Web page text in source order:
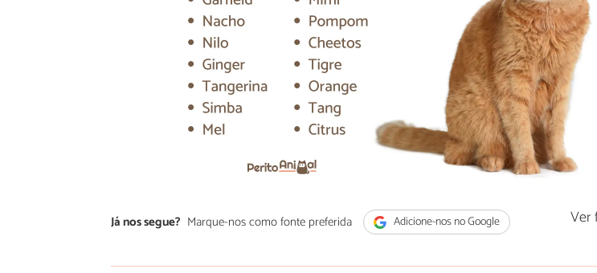
Já nos segue? Marque-nos como fonte preferida Adicione-nos no Google
Ver